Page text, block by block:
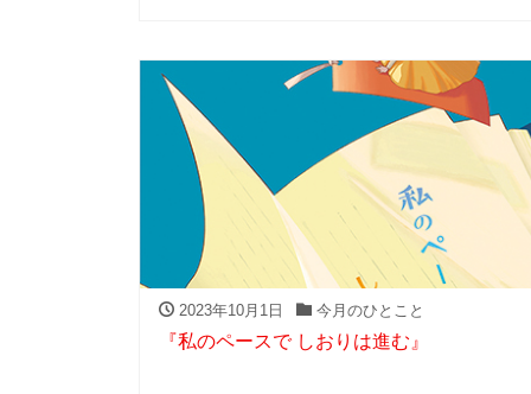
2023年10月1日 今月のひとこと
『私のペースで しおりは進む』